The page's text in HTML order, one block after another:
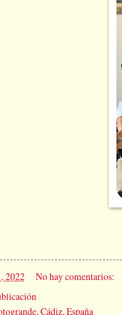
2022
No hay comentarios:
Cádiz, España